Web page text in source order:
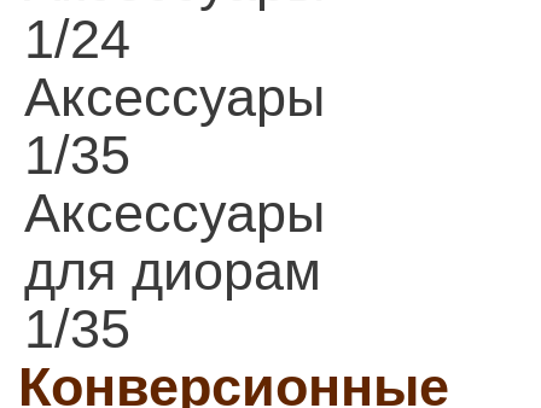
1/24
Аксессуары
1/35
Аксессуары
для диорам
1/35
Конверсионные